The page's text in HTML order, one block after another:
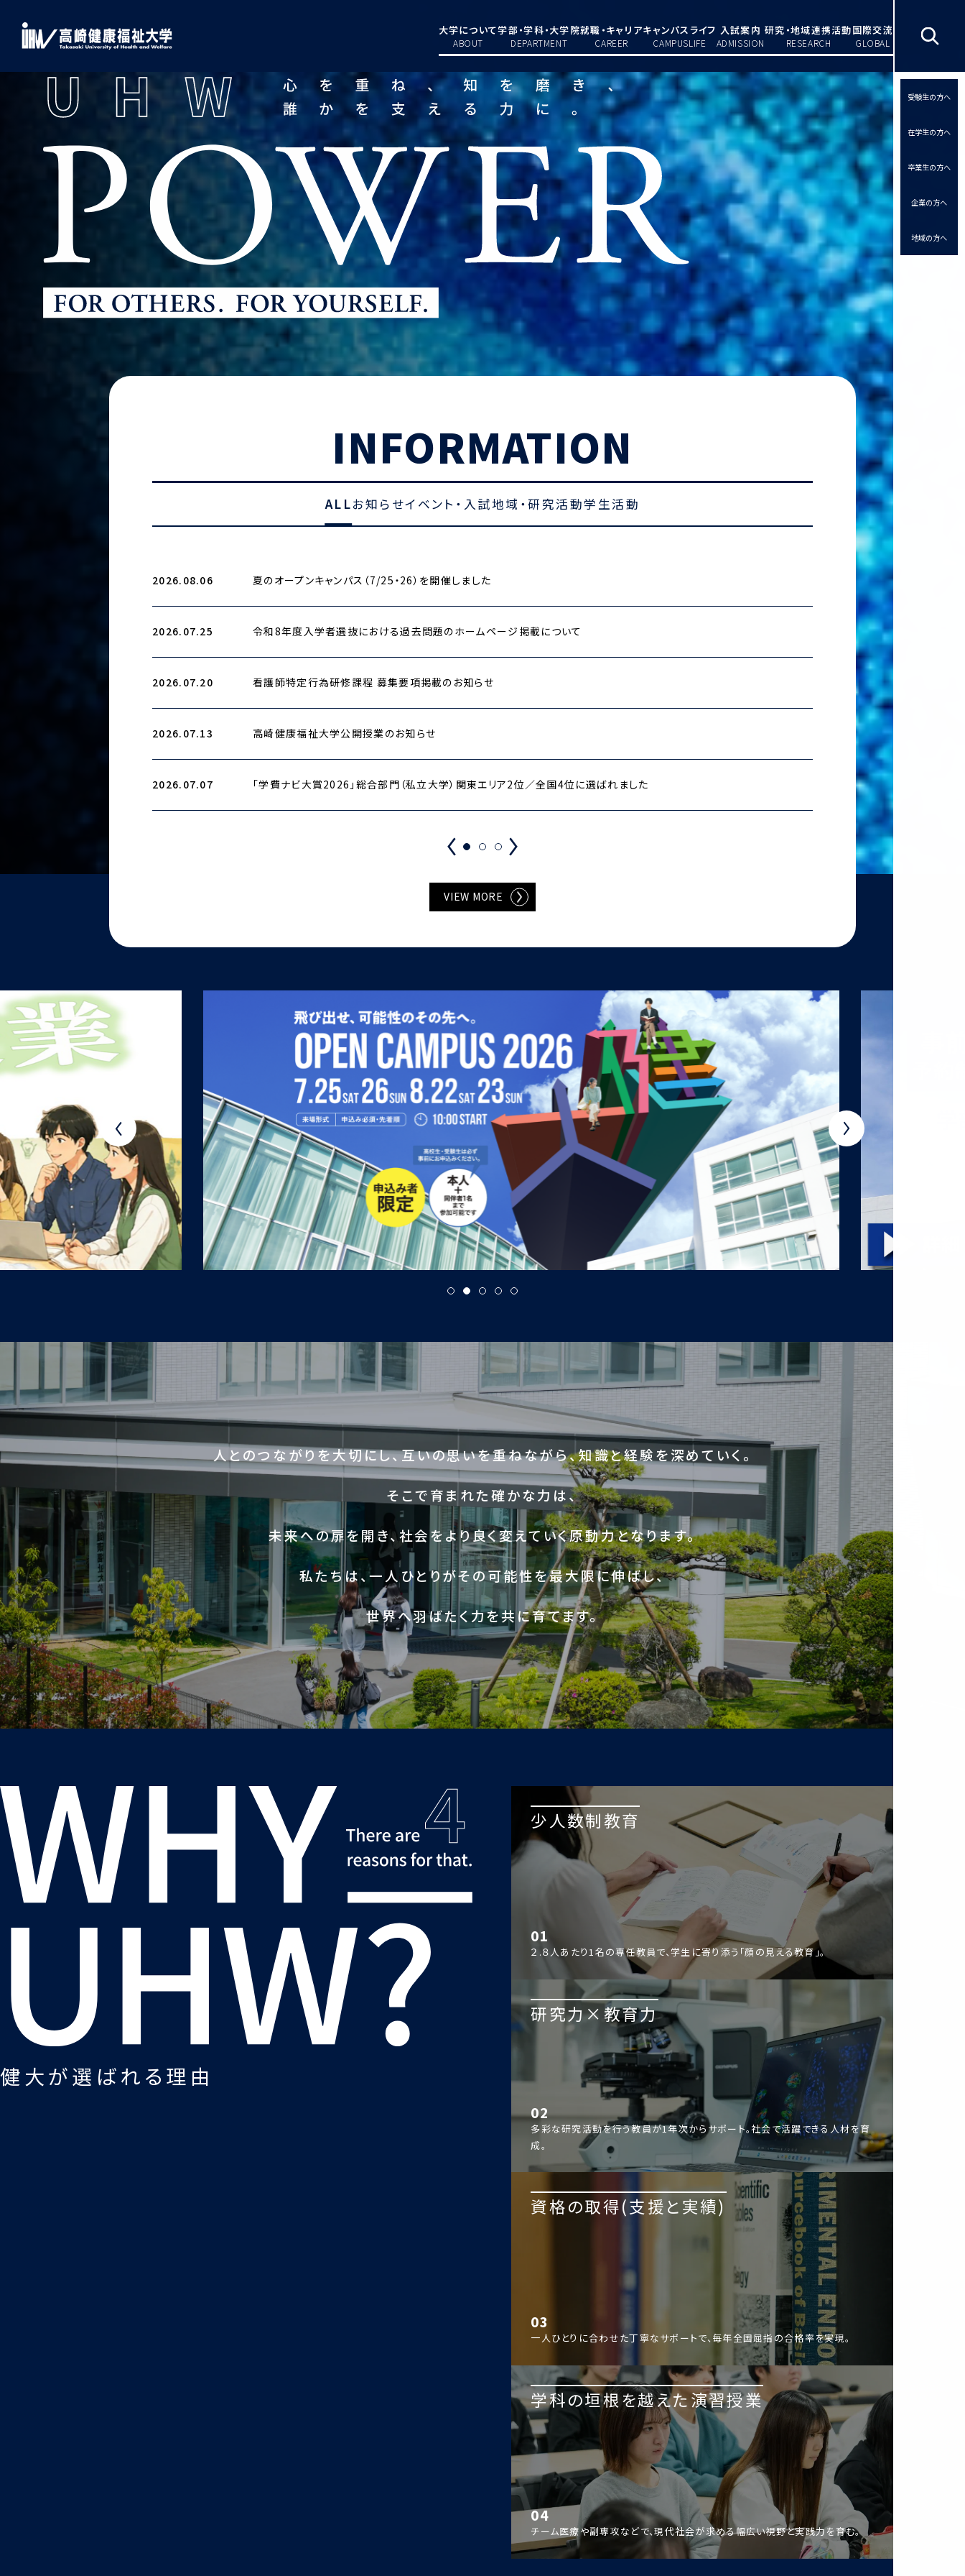
大学について
ABOUT
学部・学科・大学院
DEPARTMENT
就職・キャリア
CAREER
キャンパスライフ
CAMPUSLIFE
入試案内
ADMISSION
研究・地域連携活動
RESEARCH
国際交流
GLOBAL
受験生の方へ
在学生の方へ
卒業生の方へ
企業の方へ
地域の方へ
INFORMATION
ALLお知らせイベント・入試地域・研究活動学生活動
2026.08.06 夏のオープンキャンパス（7/25・26）を開催しました
2026.07.25 令和8年度入学者選抜における過去問題のホームページ掲載について
2026.07.20 看護師特定行為研修課程 募集要項掲載のお知らせ
2026.07.13 高崎健康福祉大学公開授業のお知らせ
2026.07.07 「学費ナビ大賞2026」総合部門（私立大学）関東エリア2位／全国4位に選ばれました
2026.07.06
2026.07.06
2026.07.06
2026.06.18
2026.06.18
VIEW MORE
人とのつながりを大切にし、互いの思いを重ねながら、知識と経験を深めていく。
そこで育まれた確かな力は、
未来への扉を開き、社会をより良く変えていく原動力となります。
私たちは、一人ひとりがその可能性を最大限に伸ばし、
世界へ羽ばたく力を共に育てます。
健大が選ばれる理由
少人数制教育
01
２.８人あたり1名の専任教員で、学生に寄り添う「顔の見える教育」。
研究力×教育力
02
多彩な研究活動を行う教員が1年次からサポート。社会で活躍できる人材を育
成。
資格の取得(支援と実績)
03
一人ひとりに合わせた丁寧なサポートで、毎年全国屈指の合格率を実現。
学科の垣根を越えた演習授業
04
チーム医療や副専攻などで、現代社会が求める幅広い視野と実践力を育む。